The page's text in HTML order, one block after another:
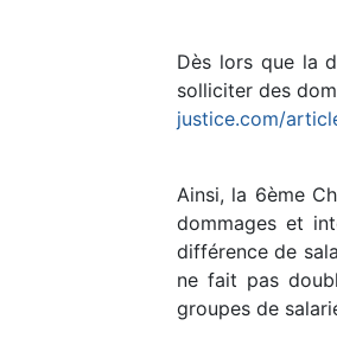
Dès lors que la
solliciter des
justice.com/
Ainsi, la 6ème
dommages et
différence de
ne fait pas
groupes de